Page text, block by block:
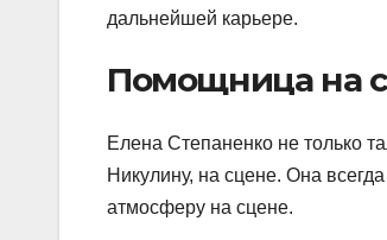
дальнейшей карьере.
Помощница на
Елена Степаненко не только
Никулину, на сцене. Она
атмосферу на сцене.